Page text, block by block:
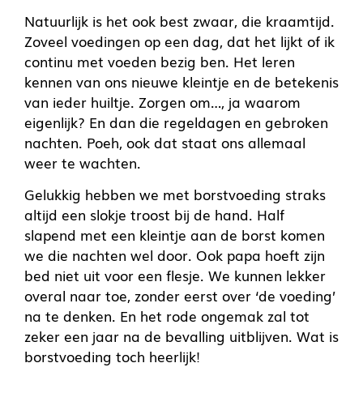
Natuurlijk is het ook best zwaar, die kraamtijd.
Zoveel voedingen op een dag, dat het lijkt of ik
continu met voeden bezig ben. Het leren
kennen van ons nieuwe kleintje en de betekenis
van ieder huiltje. Zorgen om…, ja waarom
eigenlijk? En dan die regeldagen en gebroken
nachten. Poeh, ook dat staat ons allemaal
weer te wachten.
Gelukkig hebben we met borstvoeding straks
altijd een slokje troost bij de hand. Half
slapend met een kleintje aan de borst komen
we die nachten wel door. Ook papa hoeft zijn
bed niet uit voor een flesje. We kunnen lekker
overal naar toe, zonder eerst over ‘de voeding’
na te denken. En het rode ongemak zal tot
zeker een jaar na de bevalling uitblijven. Wat is
borstvoeding toch heerlijk!